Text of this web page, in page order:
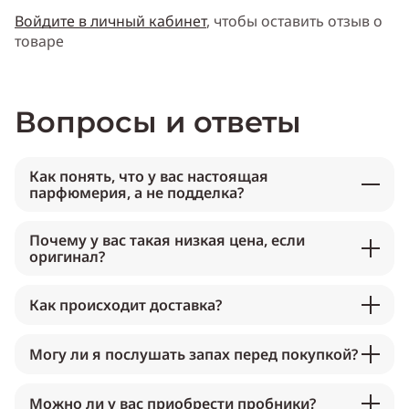
Войдите в личный кабинет, чтобы оставить отзыв о
товаре
Вопросы и ответы
Как понять, что у вас настоящая
парфюмерия, а не подделка?
Почему у вас такая низкая цена, если
оригинал?
Как происходит доставка?
Могу ли я послушать запах перед покупкой?
Можно ли у вас приобрести пробники?